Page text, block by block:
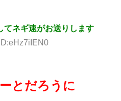
てネギ速がお送りします
とだろうに